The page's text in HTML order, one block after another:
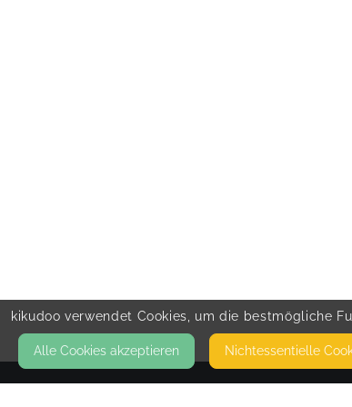
kikudoo verwendet Cookies, um die bestmögliche
Alle Cookies akzeptieren Nicht­essentielle